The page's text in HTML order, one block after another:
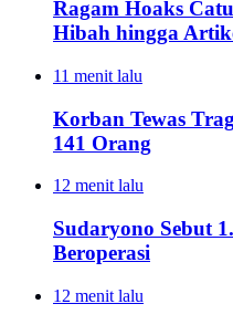
Ragam Hoaks
Hibah hingga
11 menit lalu
Korban Tewas
141 Orang
12 menit lalu
Sudaryono Sebut
Beroperasi
12 menit lalu